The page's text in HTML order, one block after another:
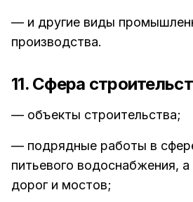
— и другие виды
производства.
11. Сфера
— объекты строительства;
— подрядные работы в
питьевого водоснабжения,
дорог и мостов;